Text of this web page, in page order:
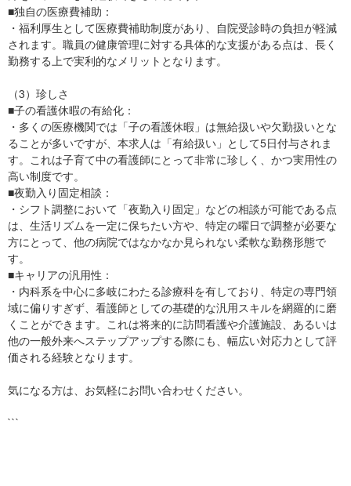
■独自の医療費補助：
・福利厚生として医療費補助制度があり、自院受診時の負担が軽減
されます。職員の健康管理に対する具体的な支援がある点は、長く
勤務する上で実利的なメリットとなります。
（3）珍しさ
■子の看護休暇の有給化：
・多くの医療機関では「子の看護休暇」は無給扱いや欠勤扱いとな
ることが多いですが、本求人は「有給扱い」として5日付与されま
す。これは子育て中の看護師にとって非常に珍しく、かつ実用性の
高い制度です。
■夜勤入り固定相談：
・シフト調整において「夜勤入り固定」などの相談が可能である点
は、生活リズムを一定に保ちたい方や、特定の曜日で調整が必要な
方にとって、他の病院ではなかなか見られない柔軟な勤務形態で
す。
■キャリアの汎用性：
・内科系を中心に多岐にわたる診療科を有しており、特定の専門領
域に偏りすぎず、看護師としての基礎的な汎用スキルを網羅的に磨
くことができます。これは将来的に訪問看護や介護施設、あるいは
他の一般外来へステップアップする際にも、幅広い対応力として評
価される経験となります。
気になる方は、お気軽にお問い合わせください。
```